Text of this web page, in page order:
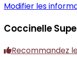
Modifier les
Coccinelle
Recommandez